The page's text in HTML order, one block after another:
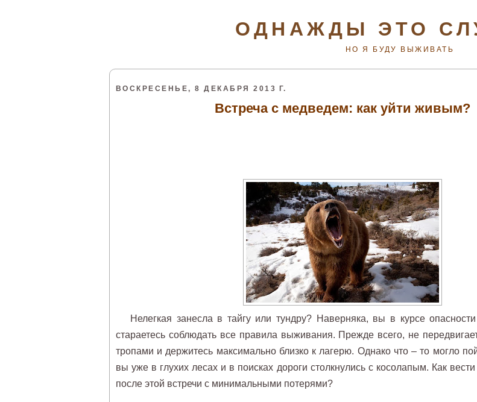
ОДНАЖДЫ ЭТО
НО Я БУДУ ВЫЖИВАТЬ
ВОСКРЕСЕНЬЕ, 8 ДЕКАБРЯ 2013 Г.
Встреча с медведем: как уйти живым?
Нелегкая занесла в тайгу или тундру? Наверняка, вы в курсе
стараетесь соблюдать все правила выживания. Прежде всего, не
тропами и держитесь максимально близко к лагерю. Однако что – то могло
вы уже в глухих лесах и в поисках дороги столкнулись с косолапым. Как
после этой встречи с минимальными потерями?